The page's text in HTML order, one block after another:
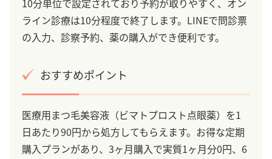
ライン診療は10分程度で終了します。LINEで問診票
の入力、診察予約、薬の購入ができ便利です。
おすすめポイント
医療用まつ毛美容液（ビマトプロスト点眼薬）を1
日あたり90円から処方してもらえます。お得な定期
購入プランがあり、3ヶ月購入で実質1ヶ月分0円、6